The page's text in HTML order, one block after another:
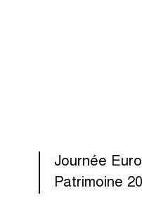
Journée
Patrimoine